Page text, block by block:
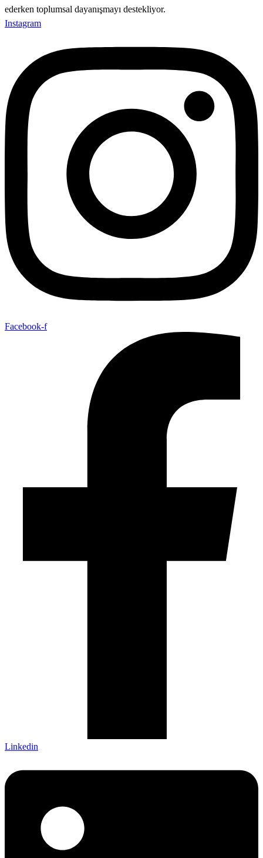
ederken toplumsal dayanışmayı destekliyor.
Instagram
Facebook-f
Linkedin